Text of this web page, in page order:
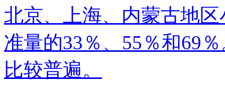
北京、上海、内蒙古地
准量的33％、55％和69
比较普遍。